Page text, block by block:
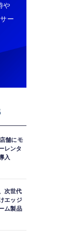
や
ー
舗にモ
レンタ
入
次世代
エッジ
ム製品